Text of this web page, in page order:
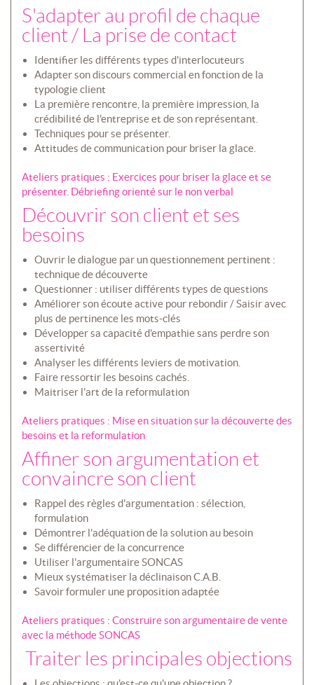
S'adapter au profil de chaque
client / La prise de contact
Identifier les différents types d'interlocuteurs
Adapter son discours commercial en fonction de la
typologie client
La première rencontre, la première impression, la
crédibilité de l'entreprise et de son représentant.
Techniques pour se présenter.
Attitudes de communication pour briser la glace.
Ateliers pratiques : Exercices pour briser la glace et se
présenter. Débriefing orienté sur le non verbal
Découvrir son client et ses
besoins
Ouvrir le dialogue par un questionnement pertinent :
technique de découverte
Questionner : utiliser différents types de questions
Améliorer son écoute active pour rebondir / Saisir avec
plus de pertinence les mots-clés
Développer sa capacité d'empathie sans perdre son
assertivité
Analyser les différents leviers de motivation.
Faire ressortir les besoins cachés.
Maitriser l'art de la reformulation
Ateliers pratiques : Mise en situation sur la découverte des
besoins et la reformulation
Affiner son argumentation et
convaincre son client
Rappel des règles d'argumentation : sélection,
formulation
Démontrer l'adéquation de la solution au besoin
Se différencier de la concurrence
Utiliser l'argumentaire SONCAS
Mieux systématiser la déclinaison C.A.B.
Savoir formuler une proposition adaptée
Ateliers pratiques : Construire son argumentaire de vente
avec la méthode SONCAS
Traiter les principales objections